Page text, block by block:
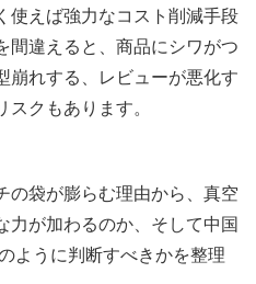
使えば強力なコスト削減手段
間違えると、商品にシワがつ
崩れする、レビューが悪化す
スクもあります。
の袋が膨らむ理由から、真空
力が加わるのか、そして中国
ように判断すべきかを整理